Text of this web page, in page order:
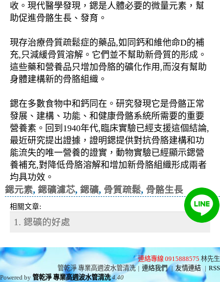
收。現代醫學發現，鍶是人體必要的微量元素，幫
助促進骨骼生長、發育。
現存治療骨質疏鬆症的藥品,如同鈣和維他命D的補
充,只減緩骨質溶解。它們並不幫助新骨質的形成。
這些藥和營養品只增加骨胳的礦化作用,而沒有幫助
身體建構新的骨胳組織。
鍶在多數食物中和鈣同在。研究發現它是骨骼正常
發展、建構、功能、和健康骨骼系統所需要的重要
營養素。回到1940年代,臨床實驗已經支援這個結論,
最近研究提出證據，證明鍶提供對抗骨胳建構和功
能流失的唯一營養的證實，動物實驗已經顯示鍶營
養補充,對降低骨胳溶解和增加新骨胳組織形成兩者
均具功效。
鍶元素, 鍶礦濾芯, 鍶礦, 骨質疏鬆, 骨骼生長
相關文章:
1. 鍶礦的好處
連絡專線 0915888575 林先生
管乾淨 專業高週波水管清洗 | 連絡我們 | 友情連結 | RSS
Powered by管乾淨 專業高週波水管清洗 4.40